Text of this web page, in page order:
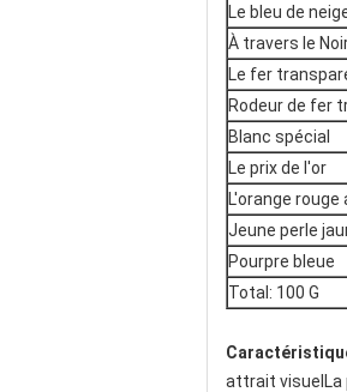
Le bleu de
À travers le
Le fer
Rodeur de fer
Blanc spécial
Le prix de l'or
L'orange
Jeune perle
Pourpre bleue
Total: 100 G
attrait visuelLa